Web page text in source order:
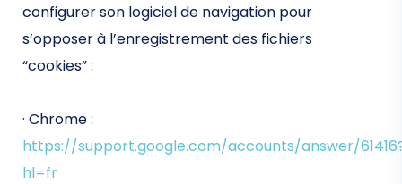
configurer son logiciel de navigation pour
s’opposer à l’enregistrement des fichiers
“cookies” :
· Chrome :
https://support.google.com/accounts/answer/
hl=fr